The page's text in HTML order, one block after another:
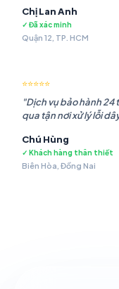
Chị Lan Anh
✓ Đã xác minh
Quận 12, TP. HCM
⭐⭐⭐⭐⭐
"Dịch vụ bảo hành
qua tận nơi xử lý lỗi
Chú Hùng
✓ Khách hàng thân thiết
Biên Hòa, Đồng Nai